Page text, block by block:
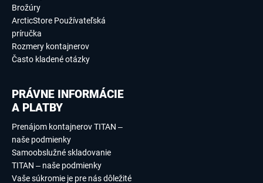
Brožúry
ArcticStore Používateľská
príručka
Rozmery kontajnerov
Často kladené otázky
PRÁVNE INFORMÁCIE
A PLATBY
Prenájom kontajnerov TITAN –
naše podmienky
Samoobslužné skladovanie
TITAN – naše podmienky
Vaše súkromie je pre nás dôležité